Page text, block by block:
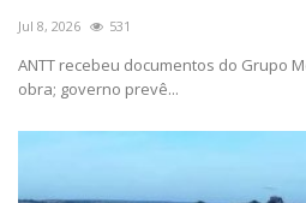
Jul 8, 2026 531
ANTT recebeu documentos do Grupo
obra; governo prevê...